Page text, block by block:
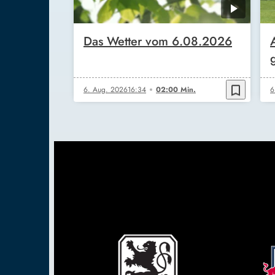
Das Wetter vom 6.08.2026
6. Aug. 202616:34 02:00 Min. bookmark_border